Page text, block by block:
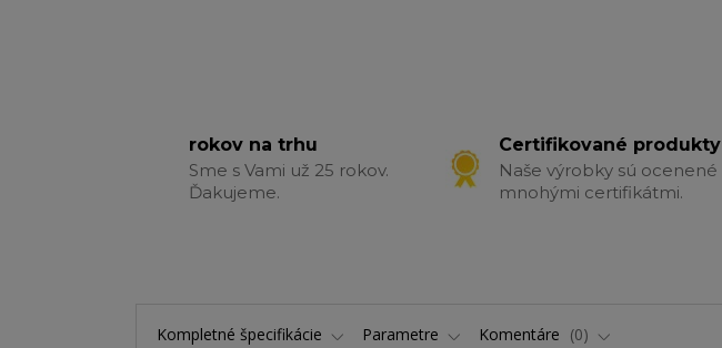
rokov na trhu
Sme s Vami už 25 rokov.
Ďakujeme.
Certifikované produkty
Naše výrobky sú ocenené
mnohými certifikátmi.
Kompletné špecifikácie Parametre Komentáre 0